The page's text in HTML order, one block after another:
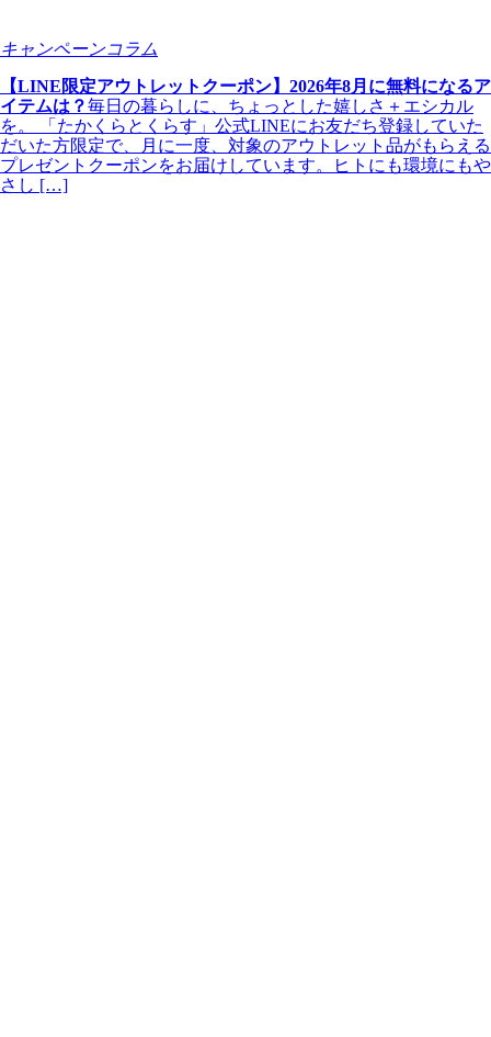
キャンペーンコラム
【LINE限定アウトレットクーポン】2026年8月に無料になるア
イテムは？毎日の暮らしに、ちょっとした嬉しさ＋エシカル
を。 「たかくらとくらす」公式LINEにお友だち登録していた
だいた方限定で、月に一度、対象のアウトレット品がもらえる
プレゼントクーポンをお届けしています。ヒトにも環境にもや
さし […]